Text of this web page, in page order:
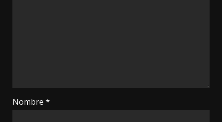
Nombre *